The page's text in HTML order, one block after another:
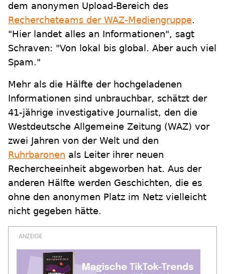
dem anonymen Upload-Bereich des
Rechercheteams der WAZ-Mediengruppe.
"Hier landet alles an Informationen", sagt
Schraven: "Von lokal bis global. Aber auch viel
Spam."
Mehr als die Hälfte der hochgeladenen
Informationen sind unbrauchbar, schätzt der
41-jährige investigative Journalist, den die
Westdeutsche Allgemeine Zeitung (WAZ) vor
zwei Jahren von der Welt und den
Ruhrbaronen als Leiter ihrer neuen
Rechercheeinheit abgeworben hat. Aus der
anderen Hälfte werden Geschichten, die es
ohne den anonymen Platz im Netz vielleicht
nicht gegeben hätte.